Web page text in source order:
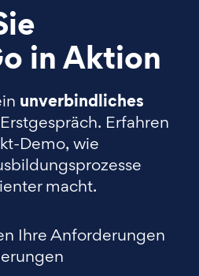
in Aktion
unverbindliches
Erstgespräch. Erfahren
Demo, wie
macht.
Ihre Anforderungen